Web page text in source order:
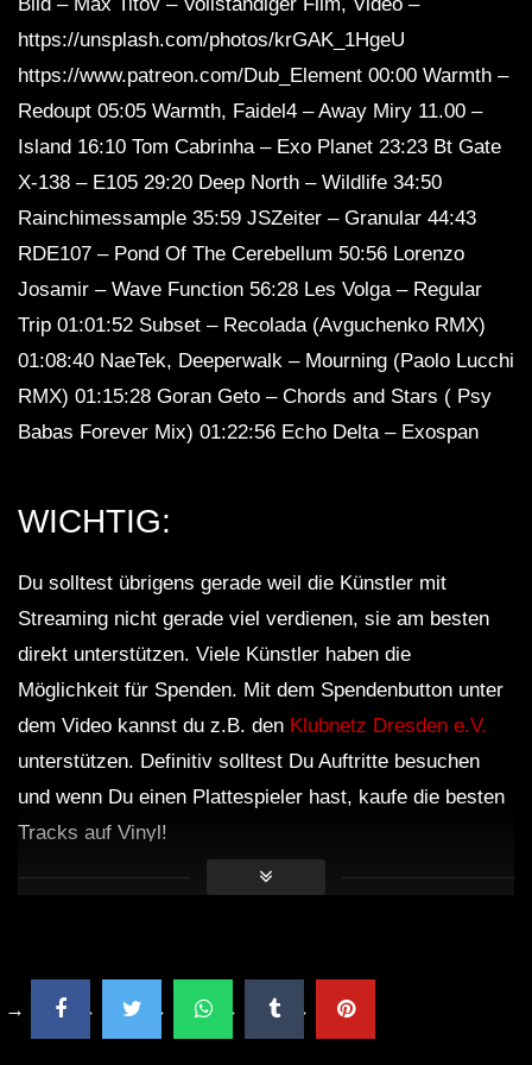
Dub Techno Sessions Episode 055
DUB TECHNO || Selection 084 ||
Minimal Boundaries
Dub Techno Music Set In The Mix By
NARCOTIC 303 – Dub techno mix –
DUB TECHNO || Selection 010 ||
https://unsplash.com/photos/krGAK_1HgeU
https://www.patreon.com/Dub_Element 00:00 Warmth –
Redoupt 05:05 Warmth, Faidel4 – Away Miry 11.00 –
Island 16:10 Tom Cabrinha – Exo Planet 23:23 Bt Gate
X-138 – E105 29:20 Deep North – Wildlife 34:50
Rainchimessample 35:59 JSZeiter – Granular 44:43
RDE107 – Pond Of The Cerebellum 50:56 Lorenzo
Josamir – Wave Function 56:28 Les Volga – Regular
Trip 01:01:52 Subset – Recolada (Avguchenko RMX)
01:08:40 NaeTek, Deeperwalk – Mourning (Paolo Lucchi
RMX) 01:15:28 Goran Geto – Chords and Stars ( Psy
Babas Forever Mix) 01:22:56 Echo Delta – Exospan
WICHTIG:
Du solltest übrigens gerade weil die Künstler mit
Streaming nicht gerade viel verdienen, sie am besten
direkt unterstützen. Viele Künstler haben die
Möglichkeit für Spenden. Mit dem Spendenbutton unter
dem Video kannst du z.B. den Klubnetz Dresden e.V.
unterstützen. Definitiv solltest Du Auftritte besuchen
und wenn Du einen Plattespieler hast, kaufe die besten
Tracks auf Vinyl!